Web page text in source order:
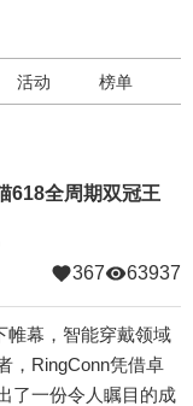
活动 榜单
618全周期双冠王
367 63937
幕，智能穿戴领域
，RingConn凭借卓
了一份令人瞩目的成